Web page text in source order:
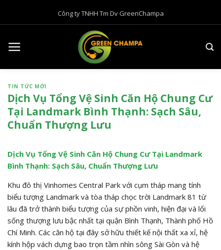
Công ty TNHH Tm Dv GreenChampa
TIN TỨC MỚI
Dịch Vụ Tổng Vệ Sinh Căn Hộ Chung Cư
Tại Landmark Bình Thạnh: Sạch Sâu,
Chuẩn Thượng Lưu
Dịch Vụ Tổng Vệ Sinh Căn Hộ Chung Cư Tại Landmark
Bình Thạnh: Sạch Sâu, Chuẩn Thượng Lưu
Khu đô thị Vinhomes Central Park với cụm tháp mang tính
biểu tượng Landmark và tòa tháp chọc trời Landmark 81 từ
lâu đã trở thành biểu tượng của sự phồn vinh, hiện đại và lối
sống thượng lưu bậc nhất tại quận Bình Thạnh, Thành phố Hồ
Chí Minh. Các căn hộ tại đây sở hữu thiết kế nội thất xa xỉ, hệ
kính hộp vách dựng bao trọn tầm nhìn sông Sài Gòn và hệ